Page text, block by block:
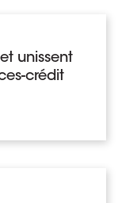
unissent
crédit